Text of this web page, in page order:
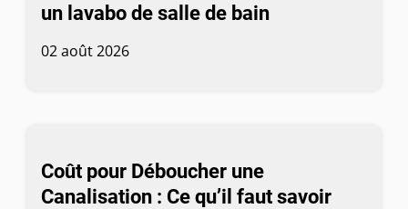
un lavabo de salle de bain
02 août 2026
Coût pour Déboucher une
Canalisation : Ce qu’il faut savoir